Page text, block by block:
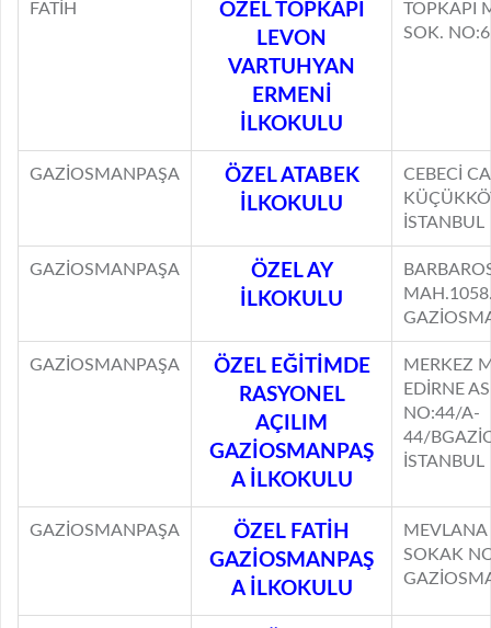
FATİH
ÖZEL TOPKAPI
LEVON
VARTUHYAN
ERMENİ
İLKOKULU
TOPKAPI
SOK.
GAZİOSMANPAŞA
ÖZEL ATABEK
İLKOKULU
CEBECİ
İSTANBUL
GAZİOSMANPAŞA
ÖZEL AY
İLKOKULU
GAZİOSMANPAŞA
ÖZEL EĞİTİMDE
RASYONEL
AÇILIM
GAZİOSMANPAŞ
A İLKOKULU
MERKEZ
EDİRNE
NO:44/A-
44/
İSTANBUL
GAZİOSMANPAŞA
ÖZEL FATİH
GAZİOSMANPAŞ
A İLKOKULU
SOKAK